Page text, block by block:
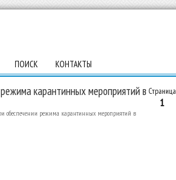
ПОИСК КОНТАКТЫ
Страница
1
карантинных мероприятий в
обеспечении режима карантинных мероприятий в